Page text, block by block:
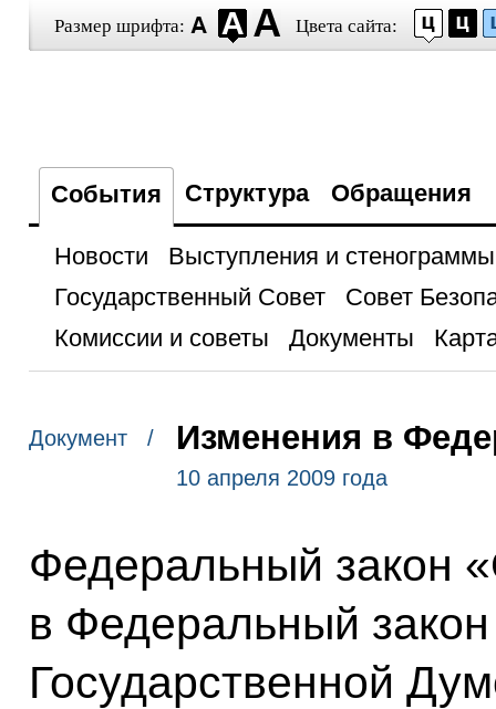
Размер шрифта: Цвета сайта:
События Структура Обращения
Новости
Выступления и стенограммы
Государственный Совет
Совет
Комиссии и советы
Документы
Документ / Изменения в
10 апреля 2009 года
Федеральный закон
в Федеральный
Государственной